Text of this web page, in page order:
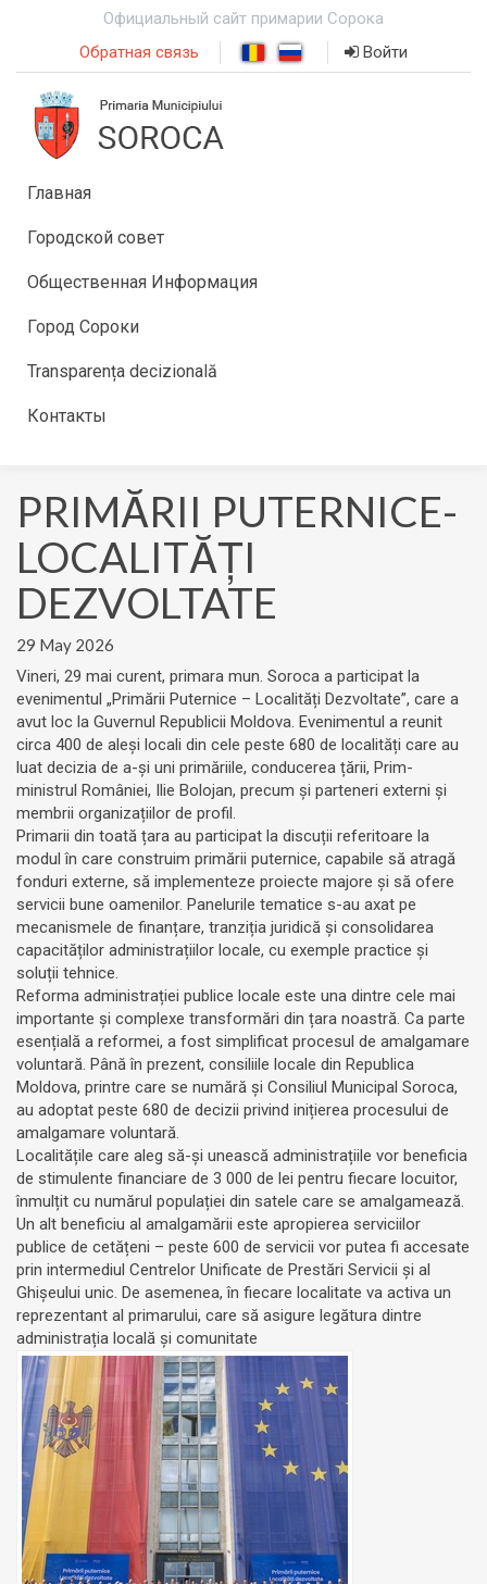
Официальный сайт примарии Сорока
Обратная связь
Войти
Главная
Городской совет
Общественная Информация
Город Сороки
Transparența decizională
Контакты
PRIMĂRII PUTERNICE-
LOCALITĂȚI
DEZVOLTATE
29 May 2026
Vineri, 29 mai curent, primara mun. Soroca a participat la
evenimentul „Primării Puternice – Localități Dezvoltate”, care a
avut loc la Guvernul Republicii Moldova. Evenimentul a reunit
circa 400 de aleși locali din cele peste 680 de localități care au
luat decizia de a-și uni primăriile, conducerea țării, Prim-
ministrul României, Ilie Bolojan, precum și parteneri externi și
membrii organizațiilor de profil.
Primarii din toată țara au participat la discuții referitoare la
modul în care construim primării puternice, capabile să atragă
fonduri externe, să implementeze proiecte majore și să ofere
servicii bune oamenilor. Panelurile tematice s-au axat pe
mecanismele de finanțare, tranziția juridică și consolidarea
capacităților administrațiilor locale, cu exemple practice și
soluții tehnice.
Reforma administrației publice locale este una dintre cele mai
importante și complexe transformări din țara noastră. Ca parte
esențială a reformei, a fost simplificat procesul de amalgamare
voluntară. Până în prezent, consiliile locale din Republica
Moldova, printre care se numără și Consiliul Municipal Soroca,
au adoptat peste 680 de decizii privind inițierea procesului de
amalgamare voluntară.
Localitățile care aleg să-și unească administrațiile vor beneficia
de stimulente financiare de 3 000 de lei pentru fiecare locuitor,
înmulțit cu numărul populației din satele care se amalgamează.
Un alt beneficiu al amalgamării este apropierea serviciilor
publice de cetățeni – peste 600 de servicii vor putea fi accesate
prin intermediul Centrelor Unificate de Prestări Servicii și al
Ghișeului unic. De asemenea, în fiecare localitate va activa un
reprezentant al primarului, care să asigure legătura dintre
administrația locală și comunitate